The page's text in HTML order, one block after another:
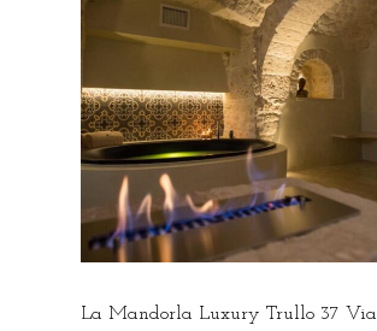
La Mandorla Luxury Trullo 37 Via